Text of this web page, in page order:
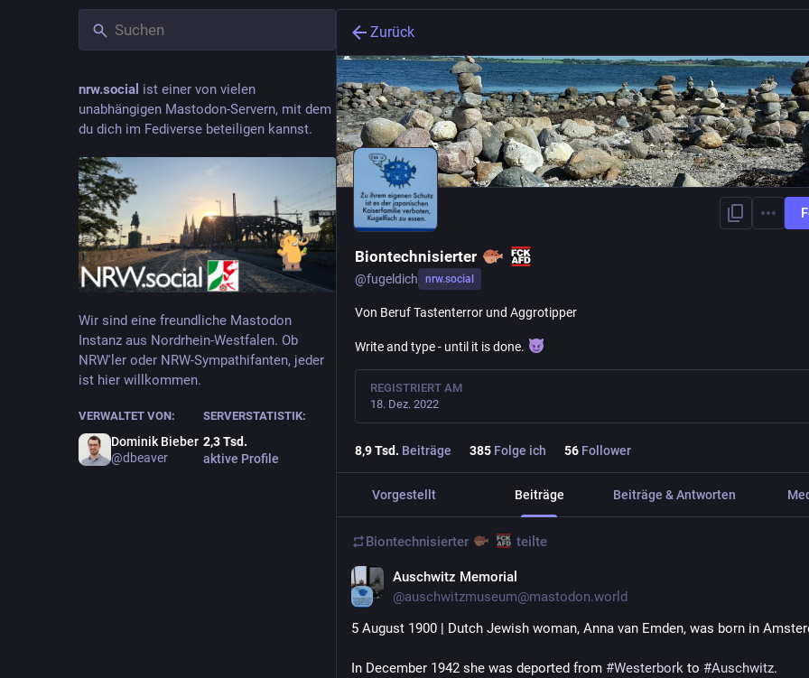
nrw.social ist einer von vielen
unabhängigen Mastodon-Servern, mit dem
du dich im Fediverse beteiligen kannst.
Wir sind eine freundliche Mastodon
Instanz aus Nordrhein-Westfalen. Ob
NRW'ler oder NRW-Sympathifanten, jeder
ist hier willkommen.
VERWALTET VON:
Dominik Bieber
@dbeaver
SERVERSTATISTIK:
2,3Tsd.
aktive Profile
Zurück
Biontechnisierter
@fugeldich nrw.social
Von Beruf Tastenterror und Aggrotipper
Write and type - until it is done.
REGISTRIERT AM
18. Dez. 2022
8,9Tsd. Beiträge 385 Folge ich 56 Follower
Vorgestellt Beiträge Beiträge & Antworten
Biontechnisierter teilte
Auschwitz Memorial
@auschwitzmuseum@mastodon.world
5 August 1900 | Dutch Jewish woman, Anna van Emden, was born in
In December 1942 she was deported from #Westerbork to #Auschwitz.